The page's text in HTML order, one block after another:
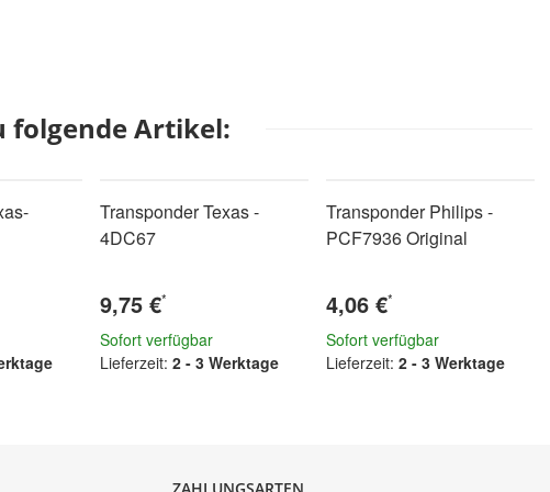
folgende Artikel:
Transponder Texas -
4DC67
9,75 €*
Sofort verfügbar
Lieferzeit: 2 - 3 Werktage
Transponder Philips -
PCF7936 Original
4,06 €*
Sofort verfügbar
Lieferzeit: 2 - 3 Werktage